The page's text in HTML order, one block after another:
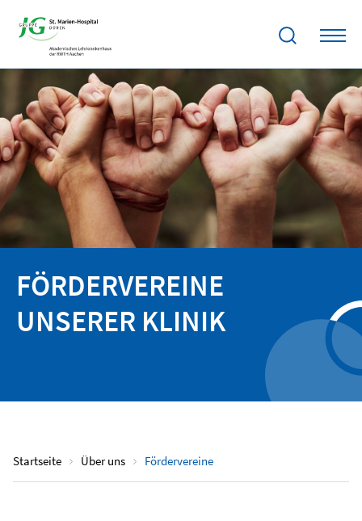
FÖRDERVEREINE
UNSERER KLINIK
Startseite Über uns Fördervereine